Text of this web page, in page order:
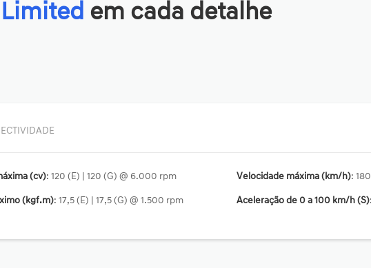
em cada detalhe
(cv) : 120 (E) | 120 (G) @ 6.000 rpm
(kgf.m) : 17,5 (E) | 17,5 (G) @ 1.500 rpm
Velocidade máxima (km/h) : 180
Aceleração de 0 a 100 km/h (S)